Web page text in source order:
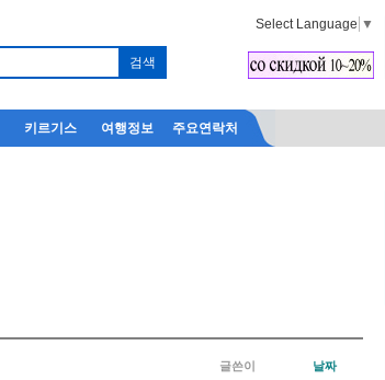
Select Language ▼
키르기스 여행정보 주요연락처
글쓴이 날짜